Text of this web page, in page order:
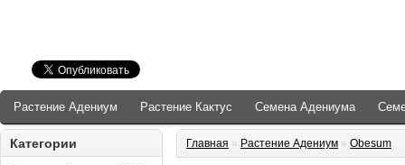
Растение Адениум Растение Кактус Семена Адениума
Категории Главная » Растение Адениум » Obesum